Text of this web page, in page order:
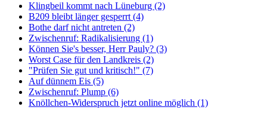
Klingbeil kommt nach Lüneburg (2)
B209 bleibt länger gesperrt (4)
Bothe darf nicht antreten (2)
Zwischenruf: Radikalisierung (1)
Können Sie's besser, Herr Pauly? (3)
Worst Case für den Landkreis (2)
"Prüfen Sie gut und kritisch!" (7)
Auf dünnem Eis (5)
Zwischenruf: Plump (6)
Knöllchen-Widerspruch jetzt online möglich (1)